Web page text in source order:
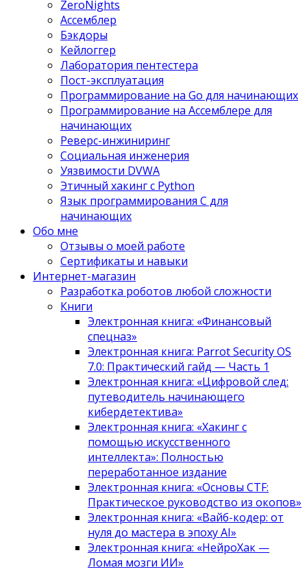
ZeroNights
Ассемблер
Бэкдоры
Кейлоггер
Лаборатория пентестера
Пост-эксплуатация
Программирование на Go для начинающих
Программирование на Ассемблере для
начинающих
Реверс-инжиниринг
Социальная инженерия
Уязвимости DVWA
Этичный хакинг с Python
Язык программирования С для
начинающих
Обо мне
Отзывы о моей работе
Сертификаты и навыки
Интернет-магазин
Разработка роботов любой сложности
Книги
Электронная книга: «Финансовый
спецназ»
Электронная книга: Parrot Security OS
7.0: Практический гайд — Часть 1
Электронная книга: «Цифровой след:
путеводитель начинающего
кибердетектива»
Электронная книга: «Хакинг с
помощью искусственного
интеллекта»: Полностью
переработанное издание
Электронная книга: «Основы CTF:
Практическое руководство из окопов»
Электронная книга: «Вайб-кодер: от
нуля до мастера в эпоху AI»
Электронная книга: «НейроХак —
Ломая мозги ИИ»